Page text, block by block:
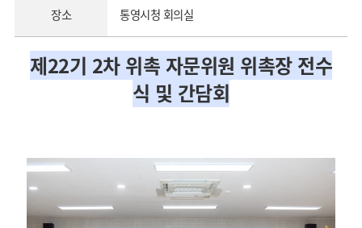
장소 통영시청 회의실
제22기 2차 위촉 자문위원 위촉장 전수
식 및 간담회